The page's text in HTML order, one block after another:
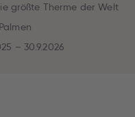
größte Therme der Welt
– 30.9.2026